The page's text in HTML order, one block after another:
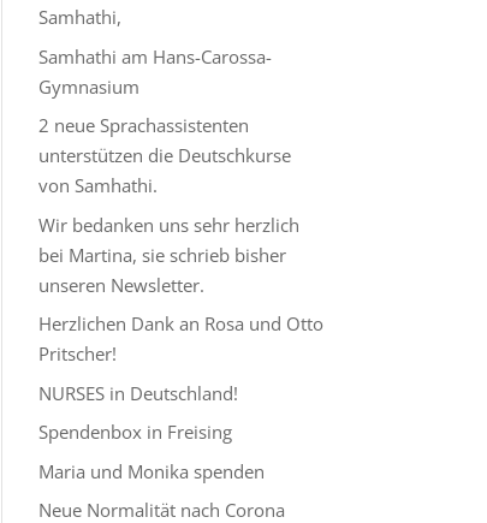
Samhathi,
Samhathi am Hans-Carossa-
Gymnasium
2 neue Sprachassistenten
unterstützen die Deutschkurse
von Samhathi.
Wir bedanken uns sehr herzlich
bei Martina, sie schrieb bisher
unseren Newsletter.
Herzlichen Dank an Rosa und Otto
Pritscher!
NURSES in Deutschland!
Spendenbox in Freising
Maria und Monika spenden
Neue Normalität nach Corona